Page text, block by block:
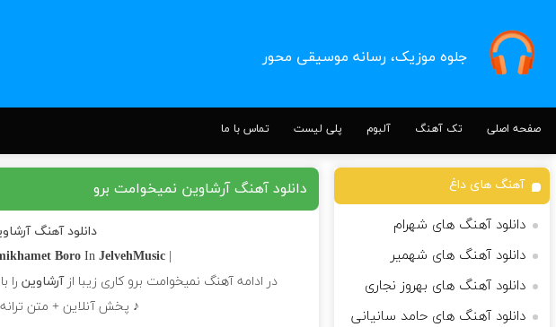
جلوه موزیک، رسانه موسیقی محور
صفحه اصلی تک آهنگ آلبوم پلی لیست تماس با ما
دانلود آهنگ آرشاوین نمیخوامت برو
دانلود آهنگ
| Download Song
BoroIn JelvehMusic |
در ادامه آهنگ نمیخوامت برو کاری زیبا ازآرشاوینرا
♪ پخش آنلاین + متن
آهنگ های داغ
دانلود آهنگ های شهرام
دانلود آهنگ های شهمیر
دانلود آهنگ های بهروز نجاری
دانلود آهنگ های حامد سانیانی